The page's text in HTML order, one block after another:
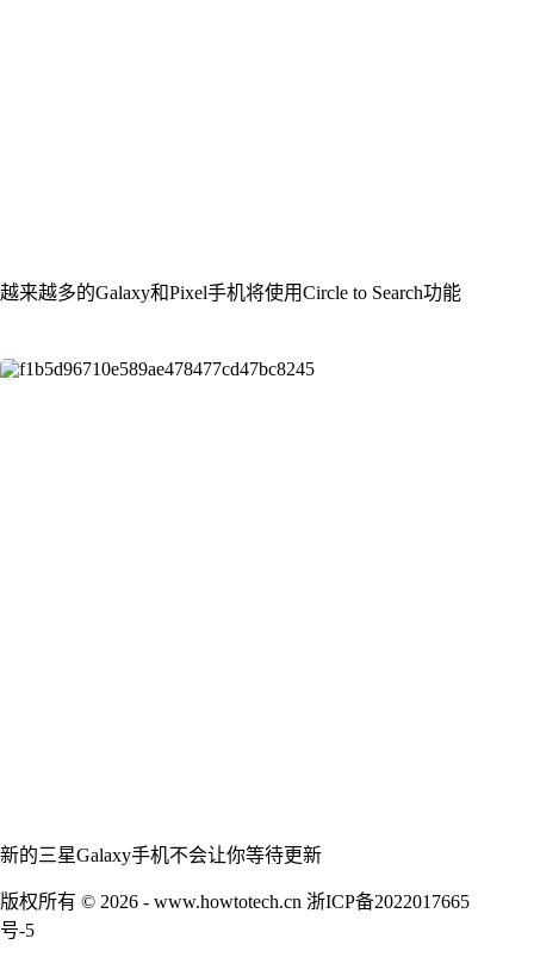
越来越多的Galaxy和Pixel手机将使用Circle to Search功能
新的三星Galaxy手机不会让你等待更新
版权所有 © 2026 - www.howtotech.cn 浙ICP备2022017665
号-5